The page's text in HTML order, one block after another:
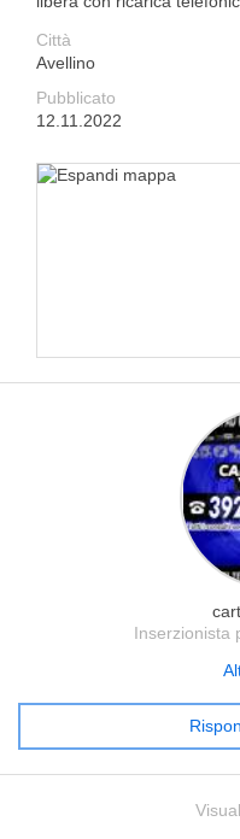
Città
Avellino
Pubblicato
12.11.2022
Inserzionista